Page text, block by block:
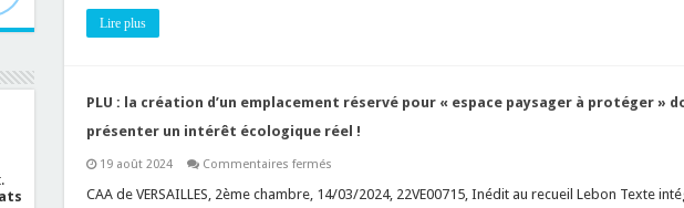
de
!
Lire plus
PLU : la création d’un emplacement réservé pour « espace paysager à protéger »
présenter un intérêt écologique réel !
19 août 2024 Commentaires ferméssur
:
CAA de VERSAILLES, 2ème chambre, 14/03/2024, 22VE00715, Inédit au recueil Lebon Texte